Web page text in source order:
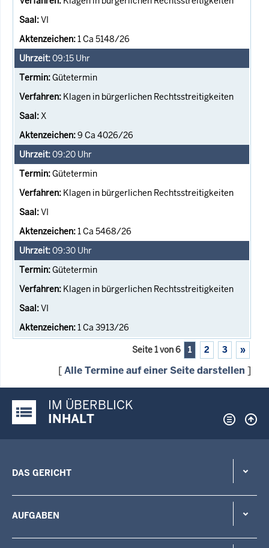
VI
1 Ca 5148/26
09:15 Uhr
Gütetermin
Klagen in bürgerlichen Rechtsstreitigkeiten
X
9 Ca 4026/26
09:20 Uhr
Gütetermin
Klagen in bürgerlichen Rechtsstreitigkeiten
VI
1 Ca 5468/26
09:30 Uhr
Gütetermin
Klagen in bürgerlichen Rechtsstreitigkeiten
VI
1 Ca 3913/26
Seite 1 von 6 1 2 3 »
[Alle Termine auf einer Seite darstellen ]
Justiz-Portal im Überblick:
IM ÜBERBLICK
INHALT
DAS GERICHT
AUFGABEN